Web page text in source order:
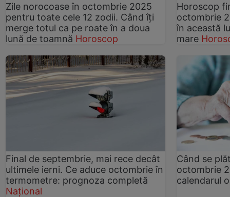
Zile norocoase în octombrie 2025
pentru toate cele 12 zodii. Când îți
merge totul ca pe roate în a doua
lună de toamnă Horoscop
Horoscop
octombrie
în această
mare
Final de septembrie, mai rece decât
ultimele ierni. Ce aduce octombrie în
termometre: prognoza completă
Național
Când se
octombrie
calendarul